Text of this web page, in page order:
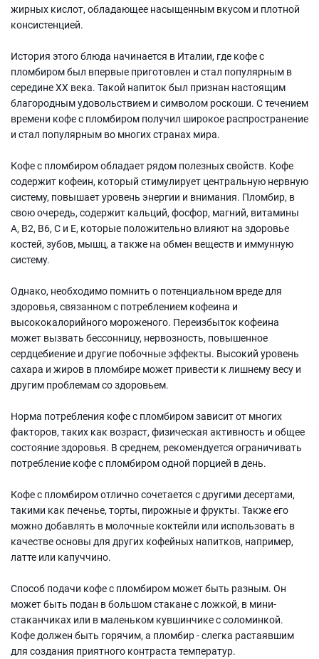
жирных кислот, обладающее насыщенным вкусом и плотной
консистенцией.
История этого блюда начинается в Италии, где кофе с
пломбиром был впервые приготовлен и стал популярным в
середине XX века. Такой напиток был признан настоящим
благородным удовольствием и символом роскоши. С течением
времени кофе с пломбиром получил широкое распространение
и стал популярным во многих странах мира.
Кофе с пломбиром обладает рядом полезных свойств. Кофе
содержит кофеин, который стимулирует центральную нервную
систему, повышает уровень энергии и внимания. Пломбир, в
свою очередь, содержит кальций, фосфор, магний, витамины
А, В2, В6, С и E, которые положительно влияют на здоровье
костей, зубов, мышц, а также на обмен веществ и иммунную
систему.
Однако, необходимо помнить о потенциальном вреде для
здоровья, связанном с потреблением кофеина и
высококалорийного мороженого. Переизбыток кофеина
может вызвать бессонницу, нервозность, повышенное
сердцебиение и другие побочные эффекты. Высокий уровень
сахара и жиров в пломбире может привести к лишнему весу и
другим проблемам со здоровьем.
Норма потребления кофе с пломбиром зависит от многих
факторов, таких как возраст, физическая активность и общее
состояние здоровья. В среднем, рекомендуется ограничивать
потребление кофе с пломбиром одной порцией в день.
Кофе с пломбиром отлично сочетается с другими десертами,
такими как печенье, торты, пирожные и фрукты. Также его
можно добавлять в молочные коктейли или использовать в
качестве основы для других кофейных напитков, например,
латте или капуччино.
Способ подачи кофе с пломбиром может быть разным. Он
может быть подан в большом стакане с ложкой, в мини-
стаканчиках или в маленьком кувшинчике с соломинкой.
Кофе должен быть горячим, а пломбир - слегка растаявшим
для создания приятного контраста температур.